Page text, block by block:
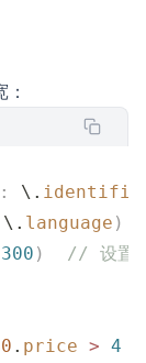
: \.
\. language )
300 )
// 设置
. price > 4